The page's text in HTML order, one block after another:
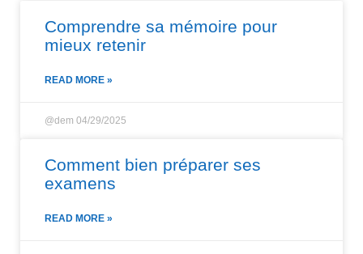
Comprendre sa mémoire pour
mieux retenir
READ MORE »
@dem 04/29/2025
Comment bien préparer ses
examens
READ MORE »